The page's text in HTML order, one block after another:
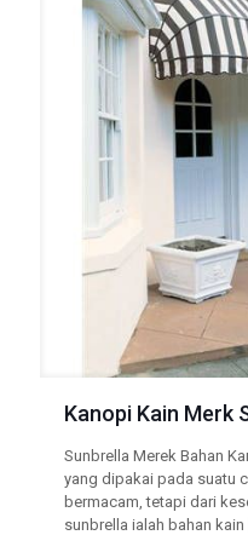
Kanopi Kain Merk
Sunbrella Merek Bahan
yang dipakai pada suatu
bermacam, tetapi dari
sunbrella ialah bahan kain